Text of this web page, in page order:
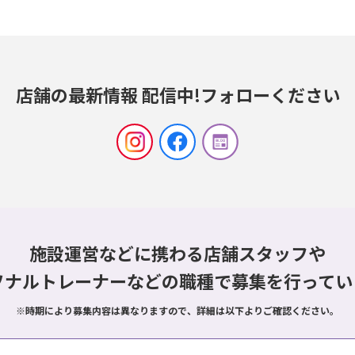
店舗の最新情報 配信中!フォローください
施設運営などに携わる店舗スタッフや
ルトレーナーなどの職種で募集を行って
※時期により募集内容は異なりますので、詳細は以下よりご確認ください。